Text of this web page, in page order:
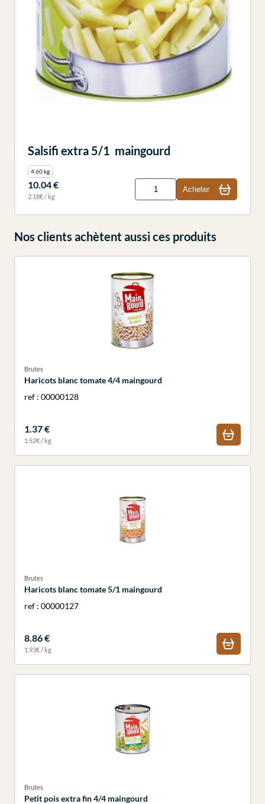
Salsifi extra 5/1 maingourd
4.60 kg
10.04 €
2.18€ / kg
Acheter
Nos clients achètent aussi ces produits
Brutes
Haricots blanc tomate 4/4 maingourd
ref : 00000128
1.37 €
1.52€ / kg
Brutes
Haricots blanc tomate 5/1 maingourd
ref : 00000127
8.86 €
1.93€ / kg
Brutes
Petit pois extra fin 4/4 maingourd